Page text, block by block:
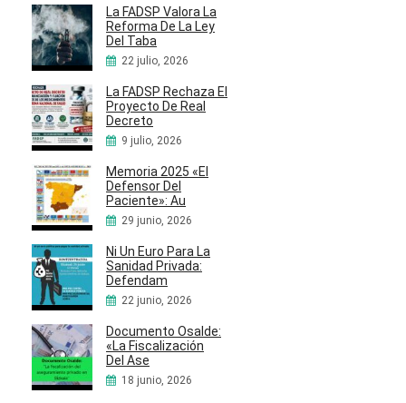
La FADSP Valora La
Reforma De La Ley
Del Taba
22 julio, 2026
La FADSP Rechaza El
Proyecto De Real
Decreto
9 julio, 2026
Memoria 2025 «El
Defensor Del
Paciente»: Au
29 junio, 2026
Ni Un Euro Para La
Sanidad Privada:
Defendam
22 junio, 2026
Documento Osalde:
«La Fiscalización
Del Ase
18 junio, 2026